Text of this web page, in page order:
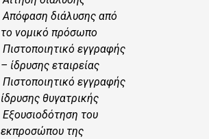
Απόφαση διάλυσης από
το νομικό πρόσωπο
Πιστοποιητικό εγγραφής
– ίδρυσης εταιρείας
Πιστοποιητικό εγγραφής
ίδρυσης θυγατρικής
Εξουσιοδότηση του
εκπροσώπου της